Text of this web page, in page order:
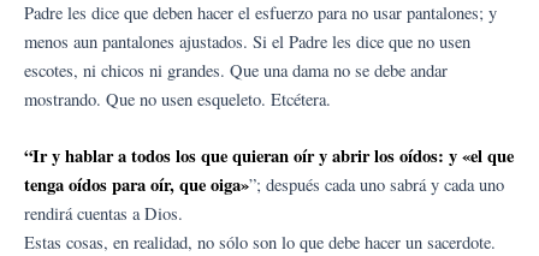
Padre les dice que deben hacer el esfuerzo para no usar pantalones; y
menos aun pantalones ajustados. Si el Padre les dice que no usen
escotes, ni chicos ni grandes. Que una dama no se debe andar
mostrando. Que no usen esqueleto. Etcétera.
“Ir y hablar a todos los que quieran oír y abrir los oídos: y «el que
tenga oídos para oír, que oiga»”; después cada uno sabrá y cada uno
rendirá cuentas a Dios.
Estas cosas, en realidad, no sólo son lo que debe hacer un sacerdote.